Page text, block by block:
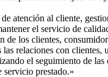
atención al cliente,
el servicio de
de los clientes,
relaciones con clientes,
el seguimiento de las
servicio prestado.»